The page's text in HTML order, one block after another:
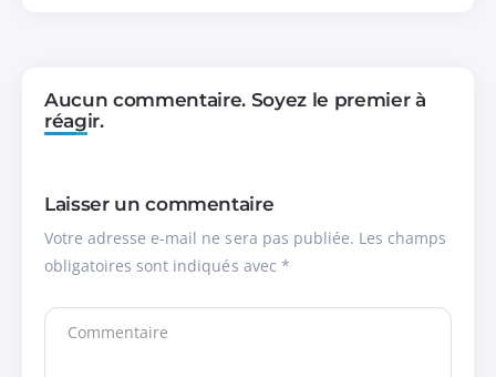
Aucun commentaire. Soyez le premier à
réagir.
Laisser un commentaire
Votre adresse e-mail ne sera pas publiée. Les champs
obligatoires sont indiqués avec *